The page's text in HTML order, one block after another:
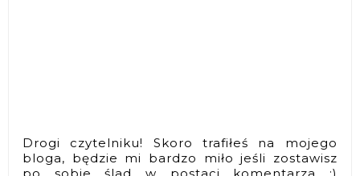
Drogi czytelniku! Skoro trafiłeś na mojego
bloga, będzie mi bardzo miło jeśli zostawisz